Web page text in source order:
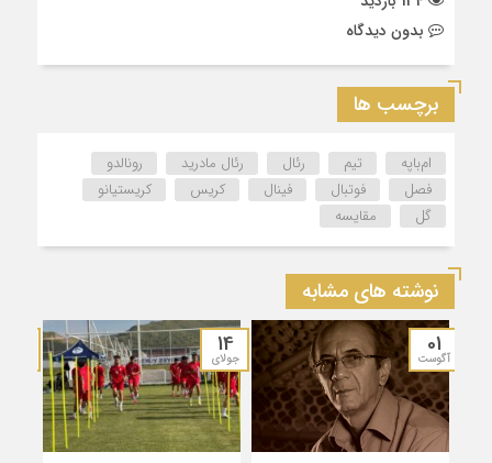
بدون دیدگاه
برچسب ها
ام‌باپه تیم رئال رئال مادرید
رونالدو
فصل
فوتبال فینال کریس
کریستیانو
گل
مقایسه
نوشته های مشابه
01
آگوست 14
جولای